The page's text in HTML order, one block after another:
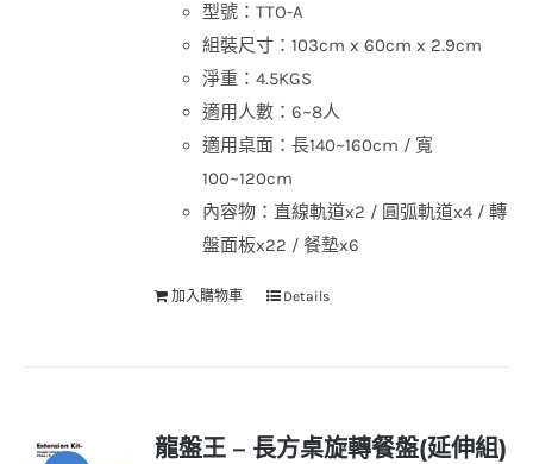
NT$2,500。
型號：TTO-A
組裝尺寸：103cm x 60cm x 2.9cm
淨重：4.5KGS
適用人數：6~8人
適用桌面：長140~160cm / 寬
100~120cm
內容物：直線軌道x2 / 圓弧軌道x4 / 轉
盤面板x22 / 餐墊x6
加入購物車 Details
龍盤王 – 長方桌旋轉餐盤(延伸組)